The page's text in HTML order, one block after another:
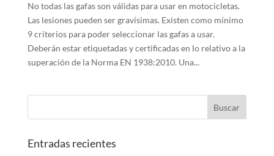
No todas las gafas son válidas para usar en motocicletas.
Las lesiones pueden ser gravísimas. Existen como mínimo
9 criterios para poder seleccionar las gafas a usar.
Deberán estar etiquetadas y certificadas en lo relativo a la
superación de la Norma EN 1938:2010. Una...
Entradas recientes